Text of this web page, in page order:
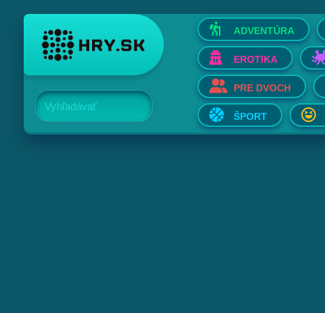
Vyhľadávať
ADVENTÚRA
EROTIKA
PRE DVOCH
ŠPORT